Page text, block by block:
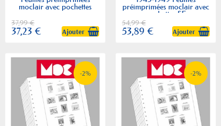
moclair avec pochettes
37,99 €
37,23 € Ajouter
préimprimées moclair avec
pochettes SF
54,99 €
53,89 € Ajouter
-2% -2%